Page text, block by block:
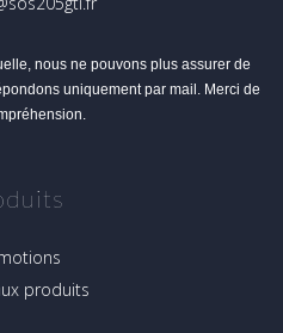
nous ne pouvons plus assurer de
uniquement par mail. Merci de
produits